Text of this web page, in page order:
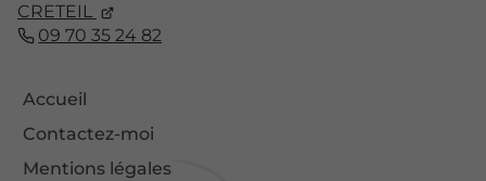
CRETEIL
09 70 35 24 82
Accueil
Contactez-moi
Mentions légales